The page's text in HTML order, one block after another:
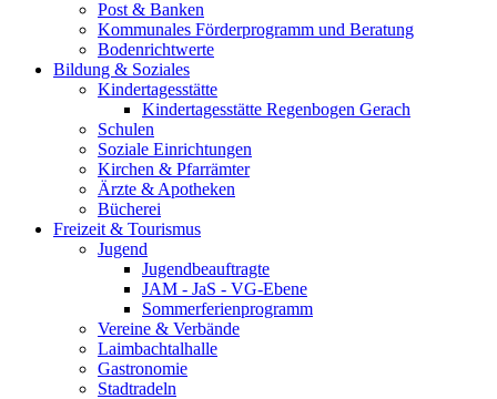
Post & Banken
Kommunales Förderprogramm und Beratung
Bodenrichtwerte
Bildung & Soziales
Kindertagesstätte
Kindertagesstätte Regenbogen Gerach
Schulen
Soziale Einrichtungen
Kirchen & Pfarrämter
Ärzte & Apotheken
Bücherei
Freizeit & Tourismus
Jugend
Jugendbeauftragte
JAM - JaS - VG-Ebene
Sommerferienprogramm
Vereine & Verbände
Laimbachtalhalle
Gastronomie
Stadtradeln